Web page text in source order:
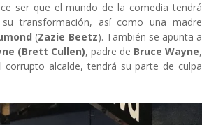
ser que el mundo de la comedia tendrá
transformación, así como una madre
(Zazie Beetz). También se apunta a
(Brett Cullen), padre de Bruce Wayne,
alcalde, tendrá su parte de culpa